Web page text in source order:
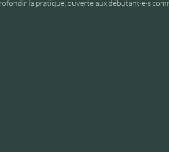
la pratique, ouverte aux débutant·e·s